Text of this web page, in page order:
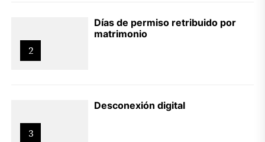
2
Días de permiso retribuido por
matrimonio
3
Desconexión digital